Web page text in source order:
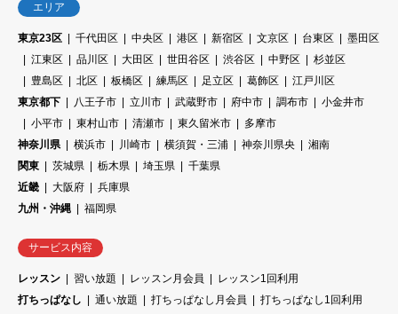
エリア
東京23区 千代田区 中央区 港区 新宿区 文京区 台東区
墨田区
江東区
品川区 大田区 世田谷区 渋谷区 中野区
杉並区
豊島区
北区 板橋区 練馬区 足立区 葛飾区
江戸川区
東京都下
八王子市 立川市 武蔵野市 府中市 調布市
小金井市
小平市
東村山市 清瀬市 東久留米市
多摩市
神奈川県
横浜市 川崎市 横須賀・三浦 神奈川県央
湘南
関東
茨城県 栃木県 埼玉県
千葉県
近畿
大阪府
兵庫県
九州・沖縄
福岡県
サービス内容
レッスン 習い放題 レッスン月会員
レッスン1回利用
打ちっぱなし
通い放題 打ちっぱなし月会員 打ちっぱなし1回利用